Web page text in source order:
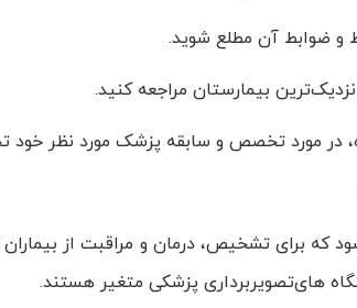
و ضوابط آن مطلع شوید.
بیمارستان مراجعه کنید.
در مورد تخصص و سابقه پزشک مورد نظر خود
که برای تشخیص، درمان و مراقبت از
های‌تصویربرداری پزشکی متغیر هستند.